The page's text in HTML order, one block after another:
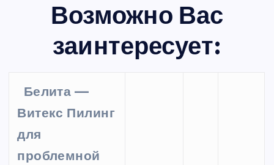
Возможно Вас
заинтересует:
Белита —
Витекс Пилинг
для
проблемной